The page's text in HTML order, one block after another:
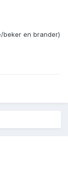
beker en brander)